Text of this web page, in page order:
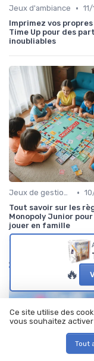
Jeux d'ambiance •
Imprimez vos
Time Up pour des
inoubliables
Jeux de gestion de ressources •
Tout savoir sur les
Monopoly Junior pour
jouer en famille
À lire aussi
🔥
Ce site utilise des
vous souhaitez activer
Tout